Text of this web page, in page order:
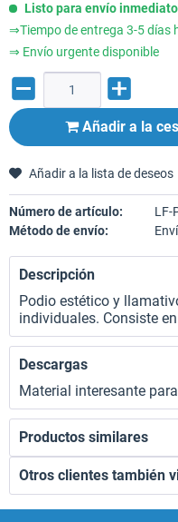
Listo para envío inmediato
⇒Tiempo de entrega 3-5 días
⇒ Envío urgente disponible
Añadir a la
Añadir a la lista de deseos
Número de artículo:
LF-
Método de envío:
Descripción
Podio estético y
individuales. Consiste
Descargas
Material interesante
Productos similares
Otros clientes también